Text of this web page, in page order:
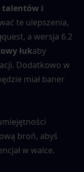
talentów i
te ulepszenia,
quest, a wersja 6.2
łukaby
Dodatkowo w
miał baner
broń, abyś
w walce.